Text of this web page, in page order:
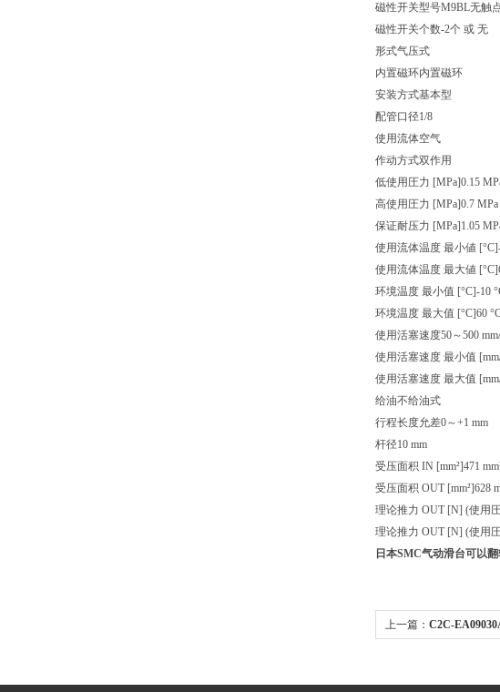
磁性开关型号M9BL无触
磁性开关个数-2个 或 无
形式气压式
内置磁环内置磁环
安装方式基本型
配管口径1/8
使用流体空气
作动方式双作用
低使用圧力 [MPa]0.15
高使用圧力 [MPa]0.7 MPa
保证耐压力 [MPa]1.05
使用流体温度 最小値 [°C]
使用流体温度 最大値 [°C]
环境温度 最小值 [°C]-10
环境温度 最大值 [°C]60
使用活塞速度50～500
使用活塞速度 最小值
使用活塞速度 最大值
给油不给油式
行程长度允差0～+1 mm
杆径10 mm
受压面积 IN [mm²]471
受压面积 OUT [mm²]628
理论推力 OUT [N] (使用
理论推力 OUT [N] (使用
日本SMC气动滑台可以
上一篇： C2C-